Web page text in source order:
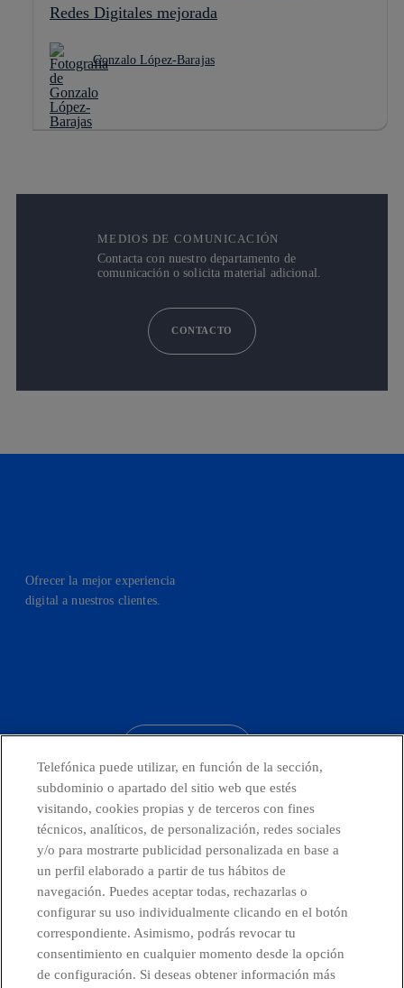
Redes Digitales mejorada
Gonzalo López-Barajas
MEDIOS DE COMUNICACIÓN
Contacta con nuestro departamento de
comunicación o solicita material adicional.
CONTACTO
Ofrecer la mejor experiencia
digital a nuestros clientes.
Telefónica en redes sociales
Canal de Denuncias
Centro Global Transparencia
Telefónica puede utilizar, en función de la sección,
subdominio o apartado del sitio web que estés
visitando, cookies propias y de terceros con fines
técnicos, analíticos, de personalización, redes sociales
y/o para mostrarte publicidad personalizada en base a
un perfil elaborado a partir de tus hábitos de
navegación. Puedes aceptar todas, rechazarlas o
configurar su uso individualmente clicando en el botón
correspondiente. Asimismo, podrás revocar tu
consentimiento en cualquier momento desde la opción
de configuración. Si deseas obtener información más